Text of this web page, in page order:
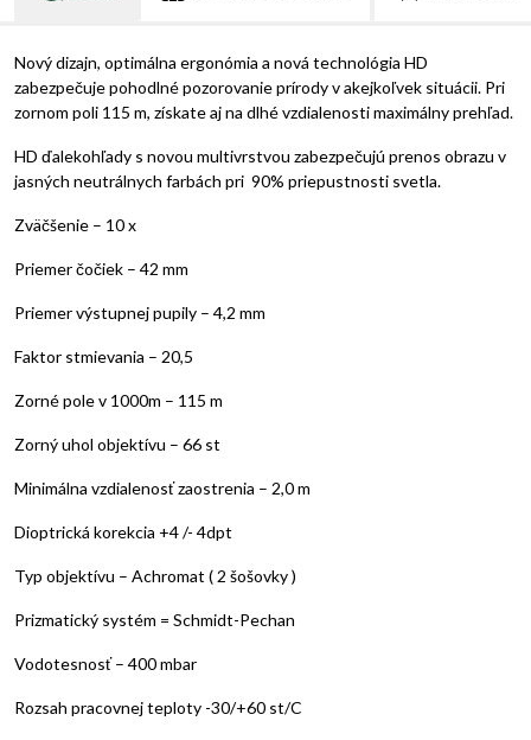
Nový dizajn, optimálna ergonómia a nová technológia HD
zabezpečuje pohodlné pozorovanie prírody v akejkoľvek situácii. Pri
zornom poli 115 m, získate aj na dlhé vzdialenosti maximálny prehľad.
HD ďalekohľady s novou multivrstvou zabezpečujú prenos obrazu v
jasných neutrálnych farbách pri 90% priepustnosti svetla.
Zväčšenie – 10 x
Priemer čočiek – 42 mm
Priemer výstupnej pupily – 4,2 mm
Faktor stmievania – 20,5
Zorné pole v 1000m – 115 m
Zorný uhol objektívu – 66 st
Minimálna vzdialenosť zaostrenia – 2,0 m
Dioptrická korekcia +4 /- 4dpt
Typ objektívu – Achromat ( 2 šošovky )
Prizmatický systém = Schmidt-Pechan
Vodotesnosť – 400 mbar
Rozsah pracovnej teploty -30/+60 st/C